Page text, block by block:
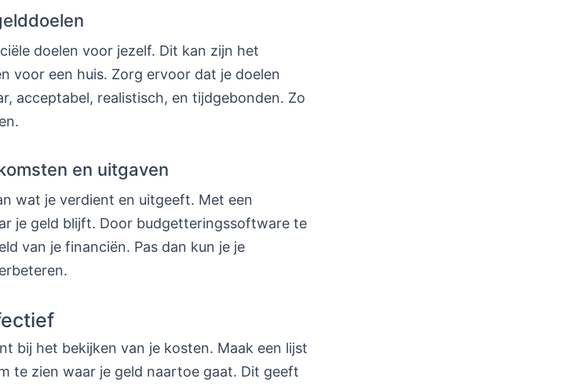
doelen voor jezelf. Dit kan zijn het
voor een huis. Zorg ervoor dat je doelen
acceptabel, realistisch, en tijdgebonden. Zo
en uitgaven
wat je verdient en uitgeeft. Met een
je geld blijft. Door budgetteringssoftware te
van je financiën. Pas dan kun je je
bij het bekijken van je kosten. Maak een lijst
te zien waar je geld naartoe gaat. Dit geeft